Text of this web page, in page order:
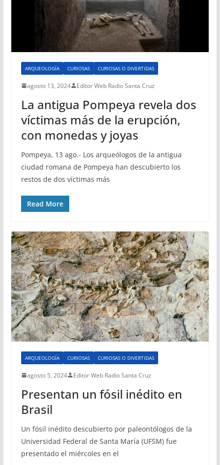
ARQUEOLOGÍA CURIOSAS CURIOSAS O DIVERTIDAS
agosto 13, 2024 Editor Web Radio Santa Cruz
La antigua Pompeya revela dos
víctimas más de la erupción,
con monedas y joyas
Pompeya, 13 ago.- Los arqueólogos de la antigua
ciudad romana de Pompeya han descubierto los
restos de dos víctimas más
Read More
ARQUEOLOGÍA CURIOSAS CURIOSAS O DIVERTIDAS
agosto 5, 2024 Editor Web Radio Santa Cruz
Presentan un fósil inédito en
Brasil
Un fósil inédito descubierto por paleontólogos de la
Universidad Federal de Santa María (UFSM) fue
presentado el miércoles en el